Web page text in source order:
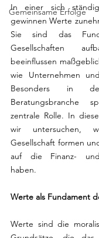
Gemeinsame Erfolge
In einer sich
gewinnen Werte
Sie sind das
Gesellschaften
beeinflussen
wie Unternehmen
Besonders in
Beratungsbranche
zentrale Rolle. In
wir untersuchen,
Gesellschaft formen
auf die Finanz- und
haben.
Werte als Fundament
Werte sind die